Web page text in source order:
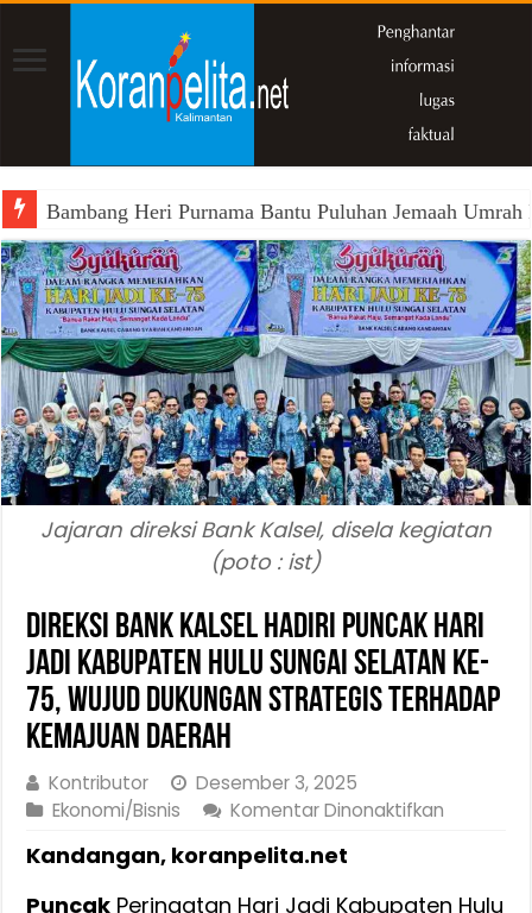
Bambang Heri Purnama Bantu Puluhan Jemaah
Jajaran direksi Bank Kalsel, disela kegiatan
(poto : ist)
Direksi Bank Kalsel Hadiri Puncak Hari
Jadi Kabupaten Hulu Sungai Selatan ke-
75, Wujud Dukungan Strategis Terhadap
Kemajuan Daerah
Kontributor
Desember 3, 2025
Ekonomi/Bisnis
Komentar Dinonaktifkan
Kandangan, koranpelita.net
Puncak Peringatan Hari Jadi Kabupaten Hulu